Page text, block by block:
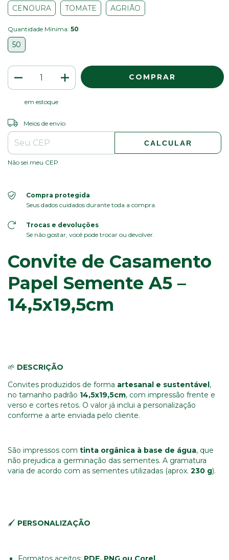
CENOURA TOMATE AGRIÃO
Quantidade Mínima: 50
50
em estoque
Entregas para o CEP:
Meios de envio
CALCULAR
Não sei meu CEP
Compra protegida
Seus dados cuidados durante toda a compra.
Trocas e devoluções
Se não gostar, você pode trocar ou devolver.
Convite de Casamento
Papel Semente A5 –
14,5x19,5cm
🌱 DESCRIÇÃO
Convites produzidos de forma artesanal e sustentável,
no tamanho padrão 14,5x19,5cm, com impressão frente e
verso e cortes retos. O valor já inclui a personalização
conforme a arte enviada pelo cliente.
São impressos com tinta orgânica à base de água, que
não prejudica a germinação das sementes. A gramatura
varia de acordo com as sementes utilizadas (aprox. 230 g).
🖌️ PERSONALIZAÇÃO